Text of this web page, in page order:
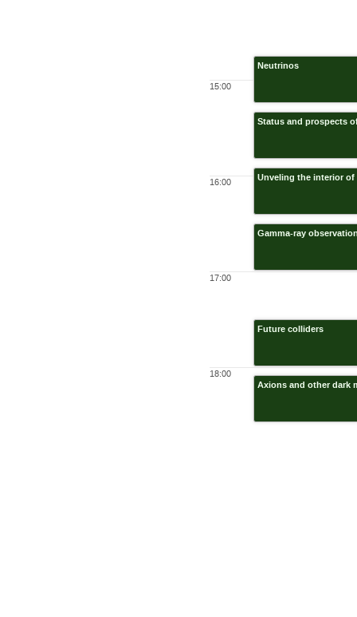
15:00
16:00
17:00
18:00
Neutrinos
Status and prospects
Unveling the interior of
Gamma-ray
Future colliders
Axions and other dark